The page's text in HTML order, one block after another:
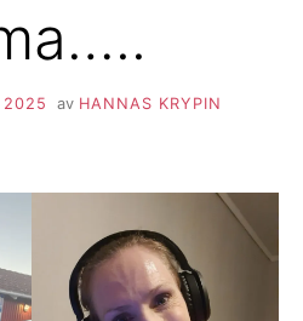
2025 av HANNAS KRYPIN